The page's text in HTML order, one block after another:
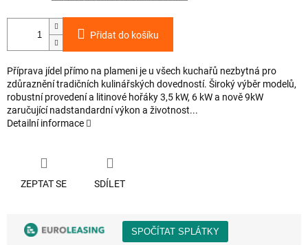
Přidat do košíku
Příprava jídel přímo na plameni je u všech kuchařů nezbytná pro
zdůraznění tradičních kulinářských dovedností. Široký výběr modelů,
robustní provedení a litinové hořáky 3,5 kW, 6 kW a nově 9kW
zaručující nadstandardní výkon a životnost...
Detailní informace
ZEPTAT SE SDÍLET